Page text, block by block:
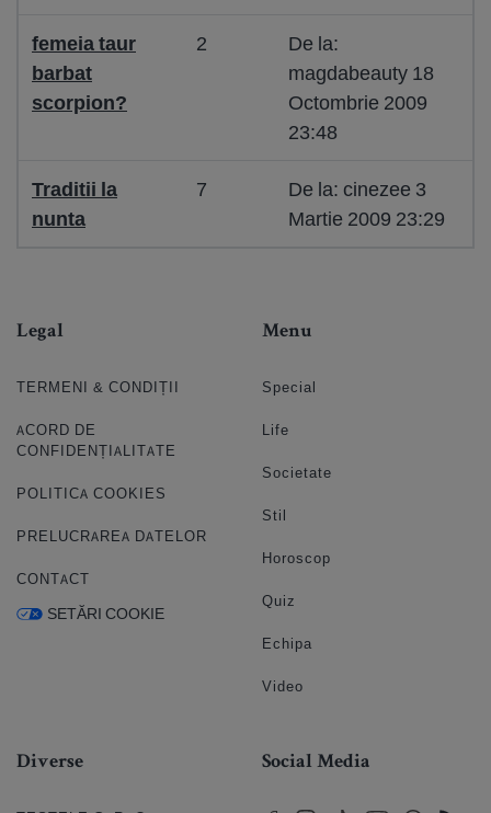
femeia taur
barbat
scorpion?
2
De la:
magdabeauty 18
Octombrie 2009
23:48
Traditii la
nunta
7
De la: cinezee 3
Martie 2009 23:29
Legal
TERMENI & CONDIȚII
ACORD DE
CONFIDENȚIALITATE
POLITICA COOKIES
PRELUCRAREA DATELOR
CONTACT
SETĂRI COOKIE
Menu
Special
Life
Societate
Stil
Horoscop
Quiz
Echipa
Video
Diverse Social Media